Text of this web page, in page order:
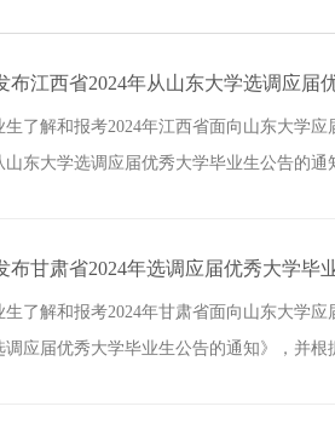
布江西省2024年从山东大学选调应届
生了解和报考2024年江西省面向山东大学
山东大学选调应届优秀大学毕业生公告的
布甘肃省2024年选调应届优秀大学毕
生了解和报考2024年甘肃省面向山东大学
调应届优秀大学毕业生公告的通知》，并